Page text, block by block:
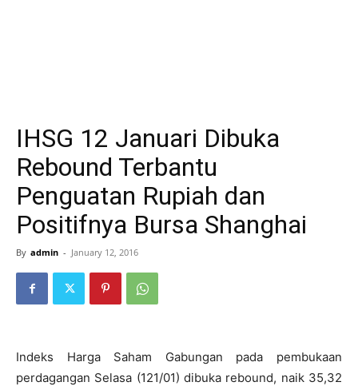
IHSG 12 Januari Dibuka
Rebound Terbantu
Penguatan Rupiah dan
Positifnya Bursa Shanghai
By admin - January 12, 2016
Indeks Harga Saham Gabungan pada pembukaan
perdagangan Selasa (121/01) dibuka rebound, naik 35,32